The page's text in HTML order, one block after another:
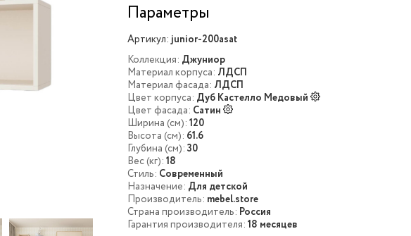
Параметры
Артикул: junior-200asat
Коллекция: Джуниор
Материал корпуса: ЛДСП
Материал фасада: ЛДСП
Цвет корпуса: Дуб Кастелло Медовый
Цвет фасада: Сатин
Ширина (см): 120
Высота (см): 61.6
Глубина (см): 30
Вес (кг): 18
Стиль: Современный
Назначение: Для детской
Производитель: mebel.store
Страна производитель: Россия
Гарантия производителя: 18 месяцев